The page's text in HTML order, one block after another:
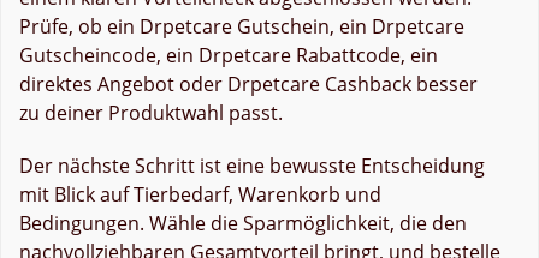
Prüfe, ob ein Drpetcare Gutschein, ein Drpetcare
Gutscheincode, ein Drpetcare Rabattcode, ein
direktes Angebot oder Drpetcare Cashback besser
zu deiner Produktwahl passt.
Der nächste Schritt ist eine bewusste Entscheidung
mit Blick auf Tierbedarf, Warenkorb und
Bedingungen. Wähle die Sparmöglichkeit, die den
nachvollziehbaren Gesamtvorteil bringt, und bestelle